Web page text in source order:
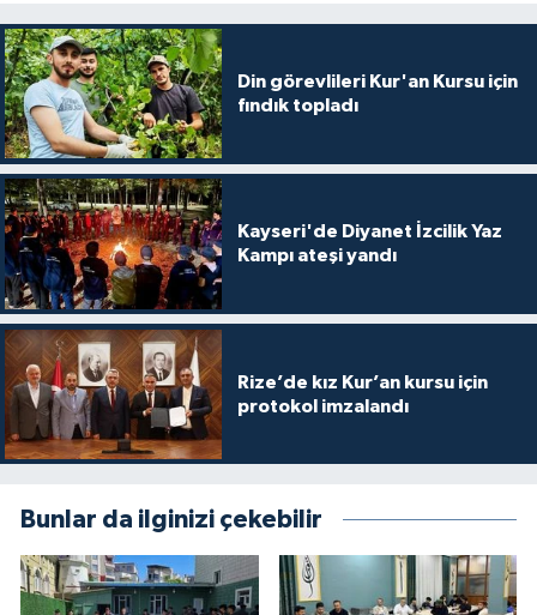
Din görevlileri Kur'an Kursu için
fındık topladı
Kayseri'de Diyanet İzcilik Yaz
Kampı ateşi yandı
Rize’de kız Kur’an kursu için
protokol imzalandı
Bunlar da ilginizi çekebilir
Burdur Müftülüğü
Bursa Müftülüğü
Çanakkale Müftülüğü
Çankırı Müftülüğü
Çorum Müftülüğü
Denizli Müftülüğü
Diyarbakır Müftülüğü
Düzce Müftülüğü
Edirne Müftülüğü
Elazığ Müftülüğü
Ekonomi
Duyurular
Podcast
Bilim, Teknoloji
Biyografiler
Diyanet TV
İhtida Haberleri
YAŞAM